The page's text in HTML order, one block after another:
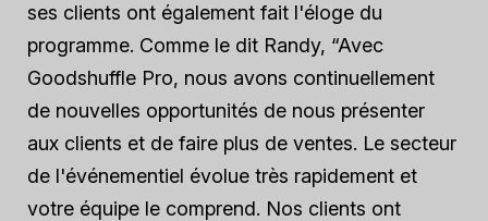
ses clients ont également fait l'éloge du
programme. Comme le dit Randy, “Avec
Goodshuffle Pro, nous avons continuellement
de nouvelles opportunités de nous présenter
aux clients et de faire plus de ventes. Le secteur
de l'événementiel évolue très rapidement et
votre équipe le comprend. Nos clients ont